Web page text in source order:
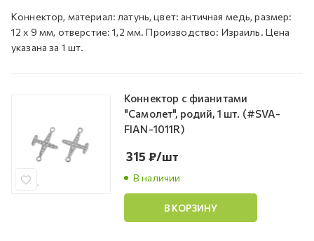
Коннектор, материал: латунь, цвет: античная медь, размер:
12 х 9 мм, отверстие: 1,2 мм. Производство: Израиль. Цена
указана за 1 шт.
Коннектор с фианитами
"Самолет", родий, 1 шт. (#SVA-
FIAN-1011R)
В наличии
315 ₽/шт
В КОРЗИНУ